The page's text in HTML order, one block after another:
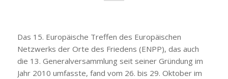
Das 15. Europäische Treffen des Europäischen
Netzwerks der Orte des Friedens (ENPP), das auch
die 13. Generalversammlung seit seiner Gründung im
Jahr 2010 umfasste, fand vom 26. bis 29. Oktober im